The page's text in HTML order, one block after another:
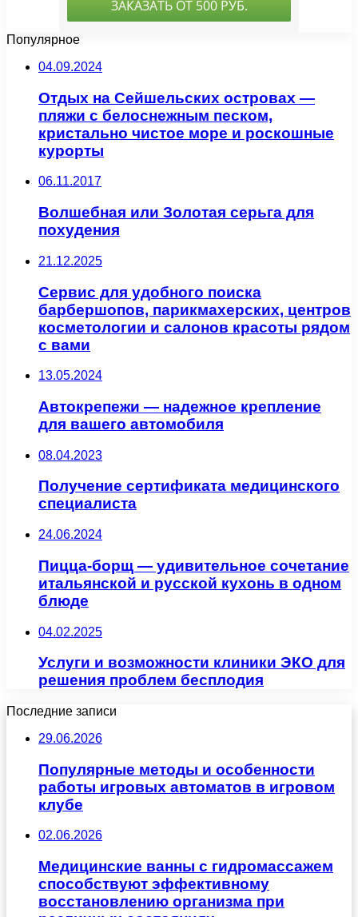
Популярное
04.09.2024
Отдых на Сейшельских островах —
пляжи с белоснежным песком,
кристально чистое море и роскошные
курорты
06.11.2017
Волшебная или Золотая серьга для
похудения
21.12.2025
Сервис для удобного поиска
барбершопов, парикмахерских, центров
косметологии и салонов красоты рядом
с вами
13.05.2024
Автокрепежи — надежное крепление
для вашего автомобиля
08.04.2023
Получение сертификата медицинского
специалиста
24.06.2024
Пицца-борщ — удивительное сочетание
итальянской и русской кухонь в одном
блюде
04.02.2025
Услуги и возможности клиники ЭКО для
решения проблем бесплодия
Последние записи
29.06.2026
Популярные методы и особенности
работы игровых автоматов в игровом
клубе
02.06.2026
Медицинские ванны с гидромассажем
способствуют эффективному
восстановлению организма при